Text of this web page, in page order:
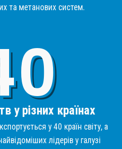
та метанових систем.
у різних країнах
у 40 країн світу, а
лідерів у галузі